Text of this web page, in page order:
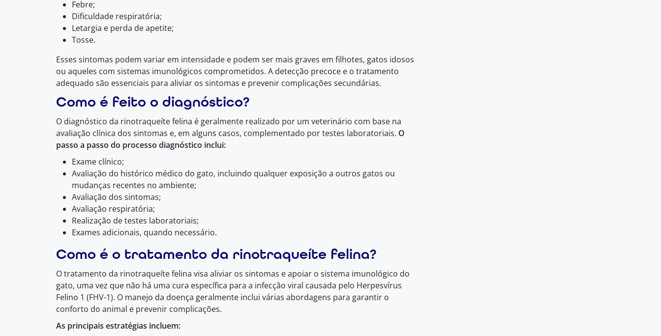
Febre;
Dificuldade respiratória;
Letargia e perda de apetite;
Tosse.
Esses sintomas podem variar em intensidade e podem ser mais graves em filhotes, gatos idosos
ou aqueles com sistemas imunológicos comprometidos. A detecção precoce e o tratamento
adequado são essenciais para aliviar os sintomas e prevenir complicações secundárias.
Como é feito o diagnóstico?
O diagnóstico da rinotraqueíte felina é geralmente realizado por um veterinário com base na
avaliação clínica dos sintomas e, em alguns casos, complementado por testes laboratoriais. O
passo a passo do processo diagnóstico inclui:
Exame clínico;
Avaliação do histórico médico do gato, incluindo qualquer exposição a outros gatos ou
mudanças recentes no ambiente;
Avaliação dos sintomas;
Avaliação respiratória;
Realização de testes laboratoriais;
Exames adicionais, quando necessário.
Como é o tratamento da rinotraqueíte felina?
O tratamento da rinotraqueíte felina visa aliviar os sintomas e apoiar o sistema imunológico do
gato, uma vez que não há uma cura específica para a infecção viral causada pelo Herpesvírus
Felino 1 (FHV-1). O manejo da doença geralmente inclui várias abordagens para garantir o
conforto do animal e prevenir complicações.
As principais estratégias incluem: